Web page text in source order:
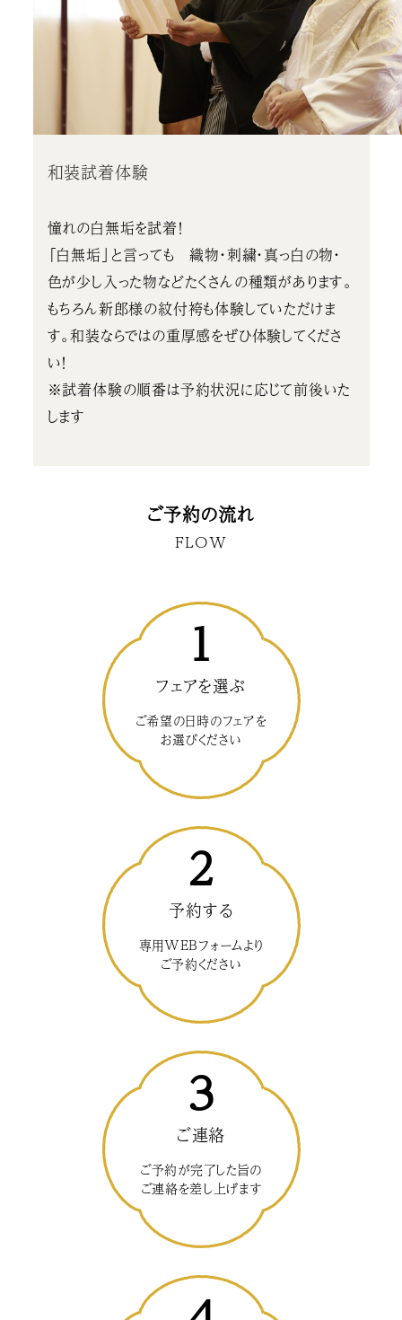
和装試着体験
憧れの白無垢を試着！
「白無垢」と言っても 織物・刺繍・真っ白の物・
色が少し入った物などたくさんの種類があります。
もちろん新郎様の紋付袴も体験していただけま
す。和装ならではの重厚感をぜひ体験してくださ
い！
※試着体験の順番は予約状況に応じて前後いた
します
ご予約の流れ
FLOW
1
フェアを選ぶ
ご希望の日時のフェアを
お選びください
2
予約する
専用WEBフォームより
ご予約ください
3
ご連絡
ご予約が完了した旨の
ご連絡を差し上げます